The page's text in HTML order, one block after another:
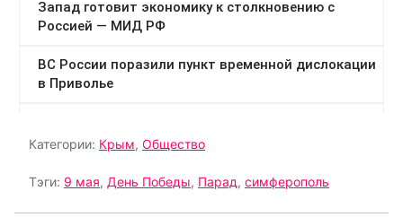
Категории: Крым, Общество
Тэги: 9 мая, День Победы, Парад, симферополь